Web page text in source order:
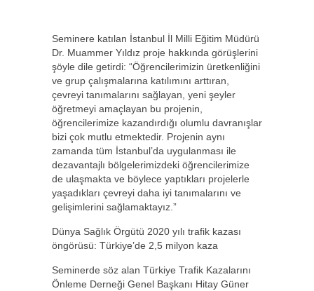
Seminere katılan İstanbul İl Milli Eğitim Müdürü
Dr. Muammer Yıldız proje hakkında görüşlerini
şöyle dile getirdi: “Öğrencilerimizin üretkenliğini
ve grup çalışmalarına katılımını arttıran,
çevreyi tanımalarını sağlayan, yeni şeyler
öğretmeyi amaçlayan bu projenin,
öğrencilerimize kazandırdığı olumlu davranışlar
bizi çok mutlu etmektedir. Projenin aynı
zamanda tüm İstanbul’da uygulanması ile
dezavantajlı bölgelerimizdeki öğrencilerimize
de ulaşmakta ve böylece yaptıkları projelerle
yaşadıkları çevreyi daha iyi tanımalarını ve
gelişimlerini sağlamaktayız.”
Dünya Sağlık Örgütü 2020 yılı trafik kazası
öngörüsü: Türkiye’de 2,5 milyon kaza
Seminerde söz alan Türkiye Trafik Kazalarını
Önleme Derneği Genel Başkanı Hitay Güner